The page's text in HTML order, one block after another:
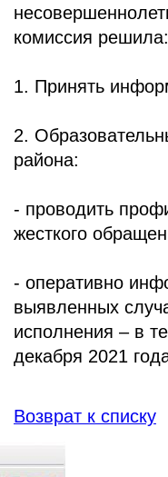
комиссия решила:
1. Принять
2.
района:
- проводить
жесткого
- оперативно
выявленных
исполнения – в
декабря 2021
Возврат к списку